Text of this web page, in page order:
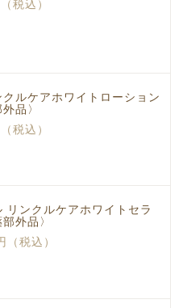
税込）
クルケアホワイトローション
品〉
税込）
リンクルケアホワイトセラ
外品〉
（税込）